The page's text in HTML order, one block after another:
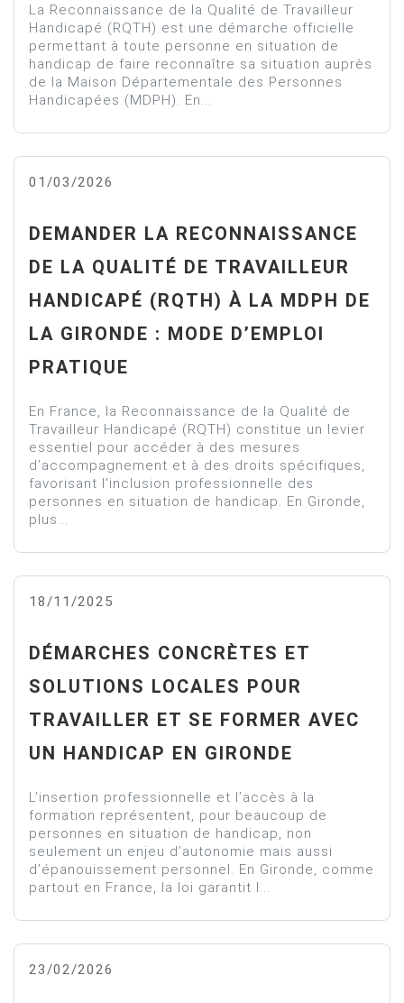
La Reconnaissance de la Qualité de Travailleur
Handicapé (RQTH) est une démarche officielle
permettant à toute personne en situation de
handicap de faire reconnaître sa situation auprès
de la Maison Départementale des Personnes
Handicapées (MDPH). En...
01/03/2026
DEMANDER LA RECONNAISSANCE
DE LA QUALITÉ DE TRAVAILLEUR
HANDICAPÉ (RQTH) À LA MDPH DE
LA GIRONDE : MODE D’EMPLOI
PRATIQUE
En France, la Reconnaissance de la Qualité de
Travailleur Handicapé (RQTH) constitue un levier
essentiel pour accéder à des mesures
d’accompagnement et à des droits spécifiques,
favorisant l’inclusion professionnelle des
personnes en situation de handicap. En Gironde,
plus...
18/11/2025
DÉMARCHES CONCRÈTES ET
SOLUTIONS LOCALES POUR
TRAVAILLER ET SE FORMER AVEC
UN HANDICAP EN GIRONDE
L’insertion professionnelle et l’accès à la
formation représentent, pour beaucoup de
personnes en situation de handicap, non
seulement un enjeu d’autonomie mais aussi
d’épanouissement personnel. En Gironde, comme
partout en France, la loi garantit l...
23/02/2026